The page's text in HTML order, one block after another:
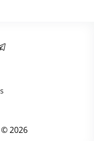
© 2026